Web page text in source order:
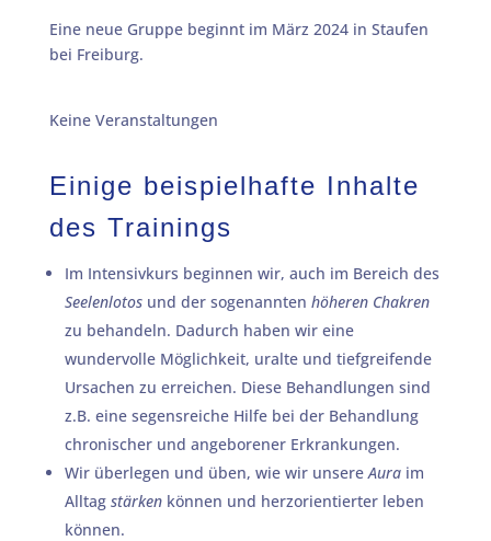
Eine neue Gruppe beginnt im März 2024 in Staufen
bei Freiburg.
Keine Veranstaltungen
Einige beispielhafte Inhalte
des Trainings
Im Intensivkurs beginnen wir, auch im Bereich des
Seelenlotosund der sogenannten höheren Chakren
zu behandeln. Dadurch haben wir eine
wundervolle Möglichkeit, uralte und tiefgreifende
Ursachen zu erreichen. Diese Behandlungen sind
z.B. eine segensreiche Hilfe bei der Behandlung
chronischer und angeborener Erkrankungen.
Wir überlegen und üben, wie wir unsereAuraim
Alltag stärkenkönnen und herzorientierter leben
können.